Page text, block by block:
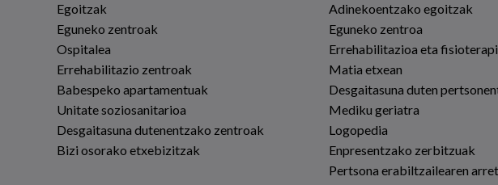
Egoitzak
Eguneko zentroak
Ospitalea
Errehabilitazio zentroak
Babespeko apartamentuak
Unitate soziosanitarioa
Desgaitasuna dutenentzako zentroak
Bizi osorako etxebizitzak
Adinekoentzako egoitzak
Eguneko zentroa
Errehabilitazioa eta
Matia etxean
Desgaitasuna duten
Mediku geriatra
Logopedia
Enpresentzako zerbitzuak
Pertsona erabiltzailearen